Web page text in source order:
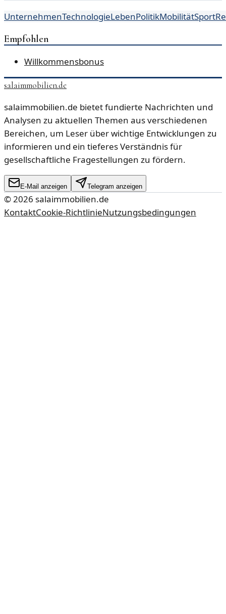
UnternehmenTechnologieLebenPolitikMobilitätSport
Empfohlen
Willkommensbonus
salaimmobilien.de
salaimmobilien.de bietet fundierte Nachrichten und
Analysen zu aktuellen Themen aus verschiedenen
Bereichen, um Leser über wichtige Entwicklungen zu
informieren und ein tieferes Verständnis für
gesellschaftliche Fragestellungen zu fördern.
E-Mail anzeigen Telegram anzeigen
©2026 salaimmobilien.de
KontaktCookie-RichtlinieNutzungsbedingungen